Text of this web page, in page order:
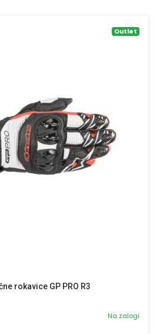
Outlet
rokavice GP PRO R3
Na zalogi